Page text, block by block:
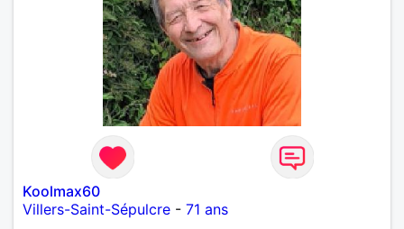
Koolmax60
Villers-Saint-Sépulcre - 71 ans